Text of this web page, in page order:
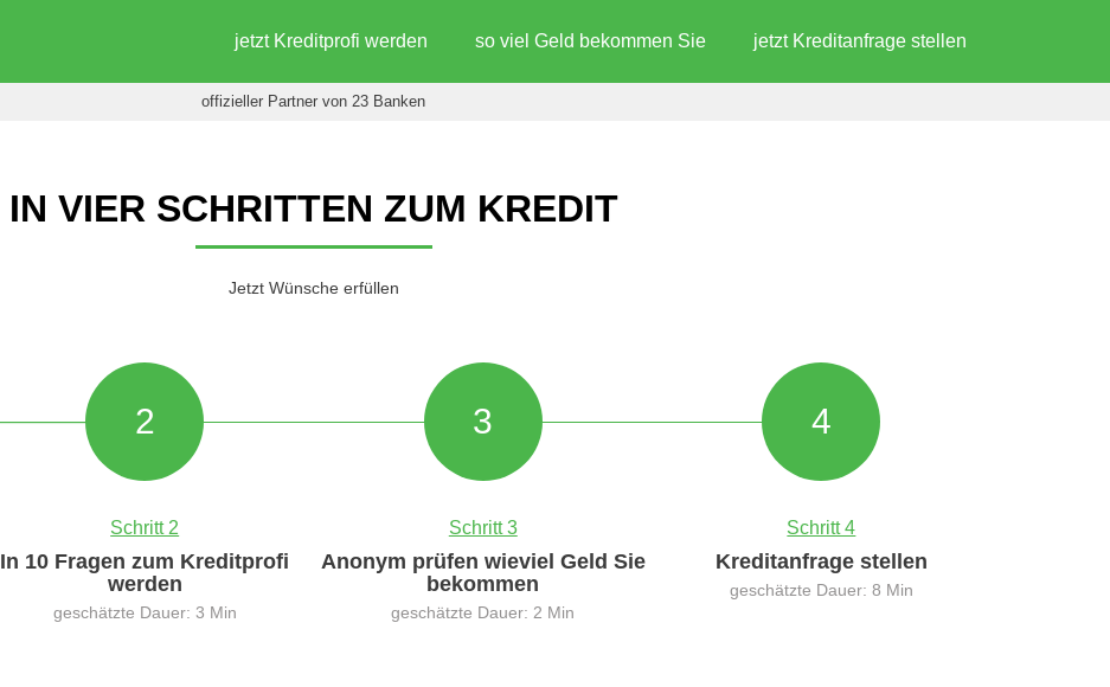
jetzt Kreditprofi werden so viel Geld bekommen Sie jetzt Kreditanfrage stellen
offizieller Partner von 23 Banken
IN VIER SCHRITTEN ZUM KREDIT
Jetzt Wünsche erfüllen
2
Schritt 2
In 10 Fragen zum Kreditprofi
werden
geschätzte Dauer: 3 Min
3
Schritt 3
Anonym prüfen wieviel Geld Sie
bekommen
geschätzte Dauer: 2 Min
4
Schritt 4
Kreditanfrage stellen
geschätzte Dauer: 8 Min